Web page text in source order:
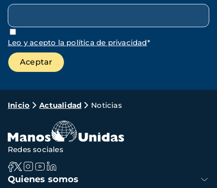
Leo y acepto la política de privacidad*
Ruta
navegación
Inicio Actualidad Noticias
Navegación
Quienes somos
Redes sociales